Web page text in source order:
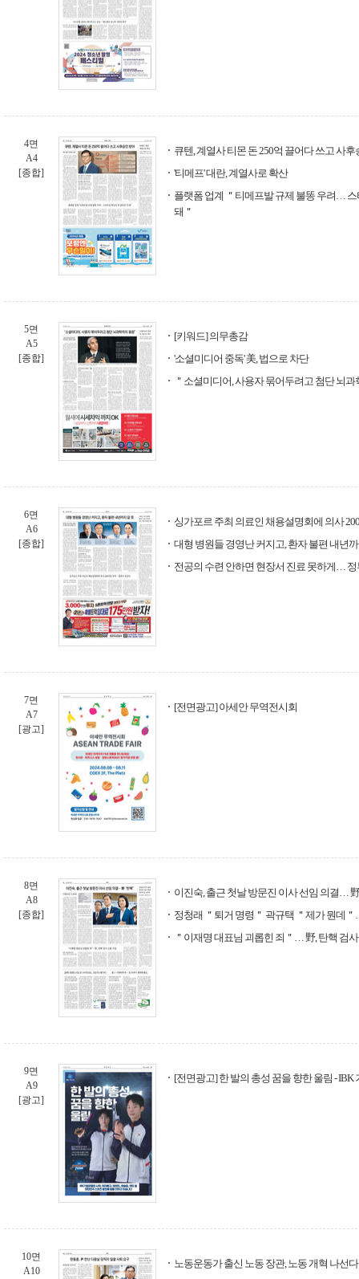
4면
A4
[종합]
큐텐, 계열사 티몬 돈 250억 끌어다 쓰고 사후
'티메프' 대란, 계열사로 확산
플랫폼 업계 ＂티메프발 규제 불똥 우려…
돼＂
5면
A5
[종합]
[키워드] 의무총감
'소셜미디어 중독' 美, 법으로 차단
＂소셜미디어, 사용자 묶어두려고 첨단 뇌
6면
A6
[종합]
싱가포르 주최 의료인 채용설명회에 의사
대형 병원들 경영난 커지고, 환자 불편 내년
전공의 수련 안하면 현장서 진료 못하게… 정
7면
A7
[광고]
[전면광고] 아세안 무역전시회
8면
A8
[종합]
이진숙, 출근 첫날 방문진 이사 선임 의결…
정청래 ＂퇴거 명령＂ 곽규택 ＂제가 뭔데
＂이재명 대표님 괴롭힌 죄＂… 野, 탄핵 검
9면
A9
[광고]
[전면광고] 한 발의 총성 꿈을 향한 울림 - IBK
10면
A10
노동운동가 출신 노동 장관, 노동 개혁 나선다